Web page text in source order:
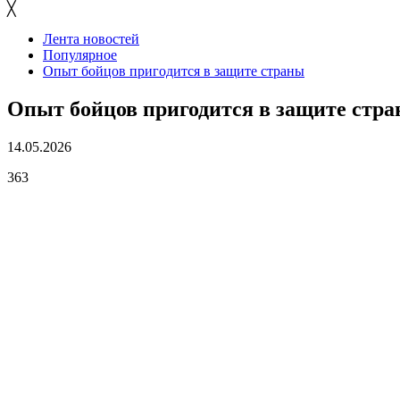
╳
Лента новостей
Популярное
Опыт бойцов пригодится в защите страны
Опыт бойцов пригодится в защите
14.05.2026
363